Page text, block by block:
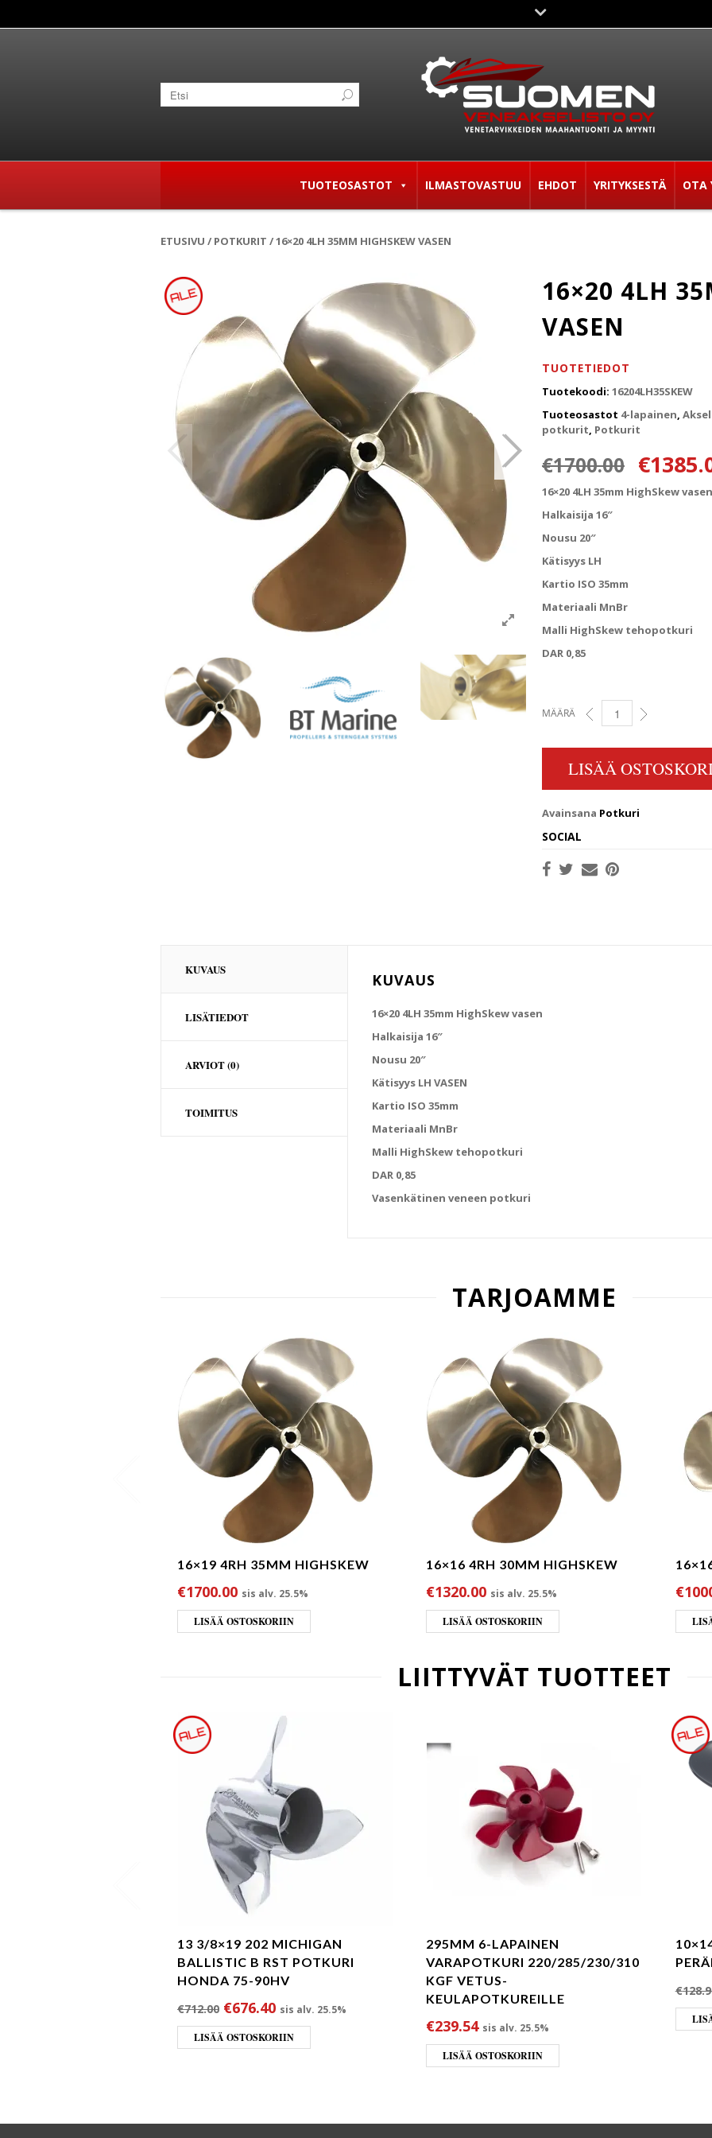
TUOTEOSASTOT ILMASTOVASTUU EHDOT YRITYKSESTÄ OTA
ETUSIVU / POTKURIT / 16×20 4LH 35MM HIGHSKEW VASEN
16×20 4LH
VASEN
TUOTETIEDOT
Tuotekoodi: 16204LH35SKEW
Tuoteosastot 4-lapainen,
potkurit, Potkurit
€1700.00 €
16×20 4LH 35mm HighSkew vasen
Halkaisija 16″
Nousu 20″
Kätisyys LH
Kartio ISO 35mm
Materiaali MnBr
Malli HighSkew tehopotkuri
DAR 0,85
MÄÄRÄ 16X20 4LH 35MM
LISÄÄ
Avainsana Potkuri
SOCIAL
KUVAUS
LISÄTIEDOT
ARVIOT (0)
TOIMITUS
KUVAUS
16×20 4LH 35mm HighSkew vasen
Halkaisija 16″
Nousu 20″
Kätisyys LH VASEN
Kartio ISO 35mm
Materiaali MnBr
Malli HighSkew tehopotkuri
DAR 0,85
Vasenkätinen veneen potkuri
TARJOAMME
16×19 4RH 35MM HIGHSKEW
€1700.00 sis alv. 25.5%
LISÄÄ OSTOSKORIIN
16×16 4RH 30MM HIGHSKEW
€1320.00 sis alv. 25.5%
LISÄÄ OSTOSKORIIN
€
LIITTYVÄT TUOTTEET
13 3/8×19 202 MICHIGAN
BALLISTIC B RST POTKURI
HONDA 75-90HV
€712.00 Alkuperäinen hinta oli: €712.00.
€676.40Nykyinen hinta on: €676.40.
sis alv. 25.5%
LISÄÄ OSTOSKORIIN
295MM 6-LAPAINEN
VARAPOTKURI 220/285/230/310
KGF VETUS-
KEULAPOTKUREILLE
€239.54 sis alv. 25.5%
LISÄÄ OSTOSKORIIN
€